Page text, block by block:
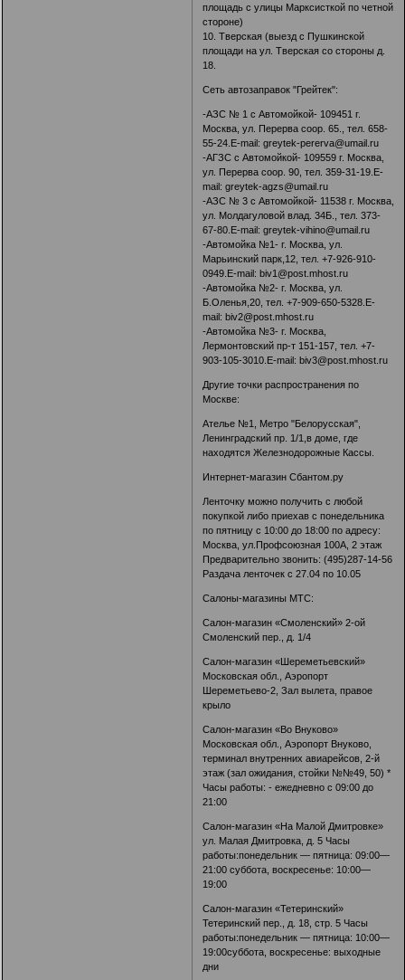
площадь с улицы Марксисткой по четной
стороне)
10. Тверская (выезд с Пушкинской
площади на ул. Тверская со стороны д.
18.
Сеть автозаправок "Грейтек":
-АЗС № 1 с Автомойкой- 109451 г.
Москва, ул. Перерва соор. 65., тел. 658-
55-24.E-mail: greytek-pererva@umail.ru
-АГЗС с Автомойкой- 109559 г. Москва,
ул. Перерва соор. 90, тел. 359-31-19.E-
mail: greytek-agzs@umail.ru
-АЗС № 3 с Автомойкой- 11538 г. Москва,
ул. Молдагуловой влад. 34Б., тел. 373-
67-80.E-mail: greytek-vihino@umail.ru
-Автомойка №1- г. Москва, ул.
Марьинский парк,12, тел. +7-926-910-
0949.E-mail: biv1@post.mhost.ru
-Автомойка №2- г. Москва, ул.
Б.Оленья,20, тел. +7-909-650-5328.E-
mail: biv2@post.mhost.ru
-Автомойка №3- г. Москва,
Лермонтовский пр-т 151-157, тел. +7-
903-105-3010.E-mail: biv3@post.mhost.ru
Другие точки распространения по
Москве:
Ателье №1, Метро "Белорусская",
Ленинградский пр. 1/1,в доме, где
находятся Железнодорожные Кассы.
Интернет-магазин Сбантом.ру
Ленточку можно получить с любой
покупкой либо приехав с понедельника
по пятницу с 10:00 до 18:00 по адресу:
Москва, ул.Профсоюзная 100А, 2 этаж
Предварительно звонить: (495)287-14-56
Раздача ленточек с 27.04 по 10.05
Салоны-магазины МТС:
Салон-магазин «Смоленский» 2-ой
Смоленский пер., д. 1/4
Салон-магазин «Шереметьевский»
Московская обл., Аэропорт
Шереметьево-2, Зал вылета, правое
крыло
Салон-магазин «Во Внуково»
Московская обл., Аэропорт Внуково,
терминал внутренних авиарейсов, 2-й
этаж (зал ожидания, стойки №№49, 50) *
Часы работы: - ежедневно с 09:00 до
21:00
Салон-магазин «На Малой Дмитровке»
ул. Малая Дмитровка, д. 5 Часы
работы:понедельник — пятница: 09:00—
21:00 суббота, воскресенье: 10:00—
19:00
Салон-магазин «Тетеринский»
Тетеринский пер., д. 18, стр. 5 Часы
работы:понедельник — пятница: 10:00—
19:00суббота, воскресенье: выходные
дни